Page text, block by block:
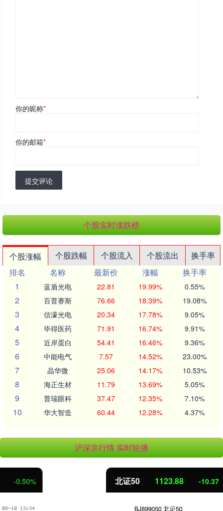
你的昵称*
你的邮箱*
提交评论
个股实时涨跌榜
个股涨幅 个股跌幅 个股流入 个股流出
换手率
排名
名称 最新价 涨幅
换手率
1
蓝盾光电 22.81 19.99% 0.55%
2 百普赛斯 76.66 18.39% 19.08%
3 信濠光电 20.34 17.78% 9.05%
4 毕得医药 71.91 16.74% 9.91%
5 近岸蛋白 54.41 16.46% 9.36%
6 中能电气 7.57 14.52% 23.00%
7 晶华微 25.06 14.17% 10.53%
8 海正生材 11.79 13.69% 5.05%
9 普瑞眼科 37.47 12.35% 7.10%
10 华大智造 60.44 12.28% 4.37%
沪深京行情 实时轮播
-10.37 -0.91%